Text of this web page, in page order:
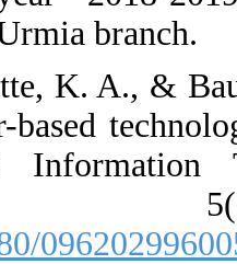
University,
20. Persichitte,
of computer-
Journal of
[DOI:10.1080/